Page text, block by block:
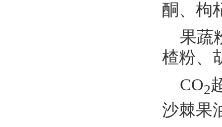
酮、枸
果蔬
楂粉、
CO2
沙棘果